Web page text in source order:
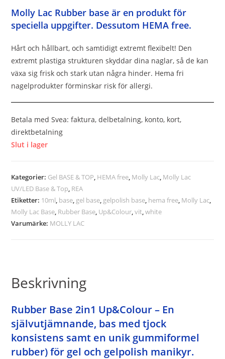
Molly Lac Rubber base är en produkt för
speciella uppgifter. Dessutom HEMA free.
Hårt och hållbart, och samtidigt extremt flexibelt! Den
extremt plastiga strukturen skyddar dina naglar, så de kan
växa sig frisk och stark utan några hinder. Hema fri
nagelprodukter förminskar risk för allergi.
Betala med Svea: faktura, delbetalning, konto, kort,
direktbetalning
Slut i lager
Kategorier: Gel BASE & TOP, HEMA free, Molly Lac, Molly Lac
UV/LED Base & Top, REA
Etiketter: 10ml, base, gel base, gelpolish base, hema free, Molly Lac,
Molly Lac Base, Rubber Base, Up&Colour,vit,white
Varumärke: MOLLY LAC
Beskrivning
Rubber Base 2in1 Up&Colour – En
självutjämnande, bas med tjock
konsistens samt en unik gummiformel
rubber) för gel och gelpolish manikyr.